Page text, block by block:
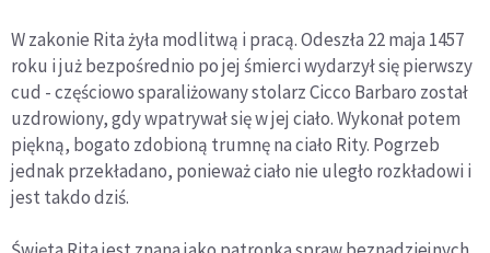
W zakonie Rita żyła modlitwą i pracą. Odeszła 22 maja 1457
roku i już bezpośrednio po jej śmierci wydarzył się pierwszy
cud - częściowo sparaliżowany stolarz Cicco Barbaro został
uzdrowiony, gdy wpatrywał się w jej ciało. Wykonał potem
piękną, bogato zdobioną trumnę na ciało Rity. Pogrzeb
jednak przekładano, ponieważ ciało nie uległo rozkładowi i
jest takdo dziś.